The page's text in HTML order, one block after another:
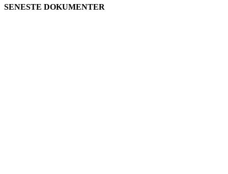
SENESTE DOKUMENTER